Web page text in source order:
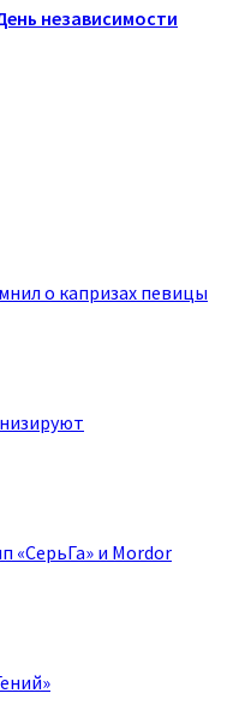
независимости
о капризах певицы
«СерьГа» и Mordor